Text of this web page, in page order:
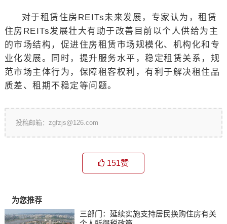
对于租赁住房REITs未来发展，专家认为，租赁
住房REITs发展壮大有助于改善目前以个人供给为主
的市场结构，促进住房租赁市场规模化、机构化和专
业化发展。同时，提升服务水平，稳定租赁关系，规
范市场主体行为，保障租客权利，有利于解决租住品
质差、租期不稳定等问题。
投稿邮箱：zgfzjs@126.com
151赞
为您推荐
三部门：延续实施支持居民换购住房有关